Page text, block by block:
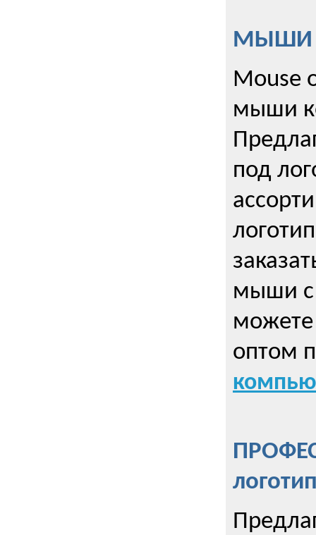
МЫШИ
Mouse
мыши
под
мыши с
можете
оптом